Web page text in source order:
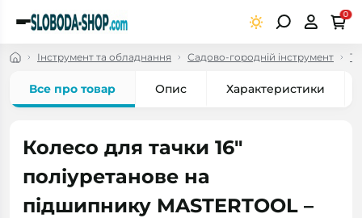
0
Інструмент та обладнання Садово-городній інструмент
Все про товар Опис Характеристики
Колесо для тачки 16"
поліуретанове на
підшипнику MASTERTOOL –